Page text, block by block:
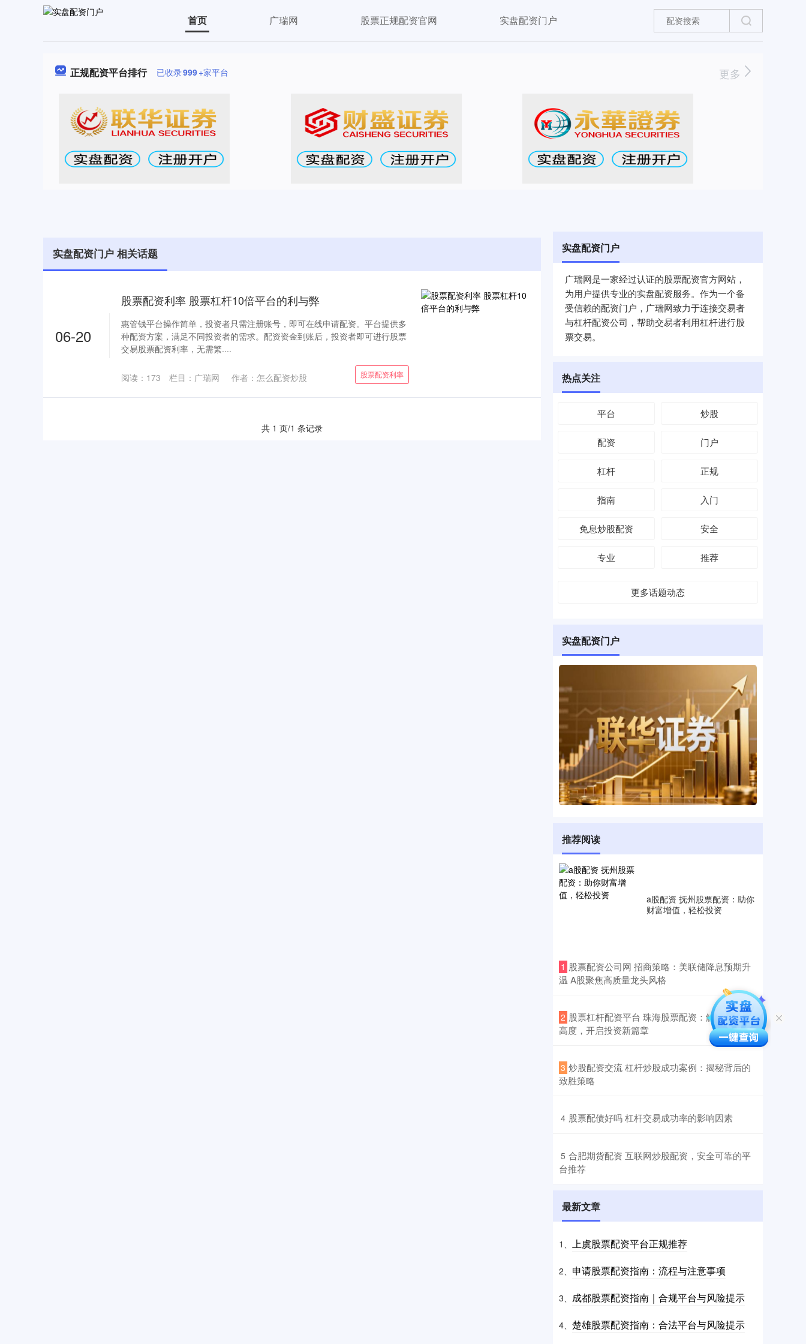
首页 广瑞网 股票正规配资官网 实盘配资门户
正规配资平台排行 已收录999+家平台 更多
实盘配资门户 相关话题
06-20
股票配资利率 股票杠杆10倍平台的利与弊
惠管钱平台操作简单，投资者只需注册账号，即可在线申请配资。平台提供多
种配资方案，满足不同投资者的需求。配资资金到账后，投资者即可进行股票
交易股票配资利率，无需繁....
股票配资利率
作者：怎么配资炒股
阅读： 173 栏目： 广瑞网
共 1 页/1 条记录
实盘配资门户
广瑞网是一家经过认证的股票配资官方网站，
为用户提供专业的实盘配资服务。作为一个备
受信赖的配资门户，广瑞网致力于连接交易者
与杠杆配资公司，帮助交易者利用杠杆进行股
票交易。
热点关注
平台 炒股
配资 门户
杠杆 正规
指南 入门
免息炒股配资 安全
专业 推荐
更多话题动态
实盘配资门户
推荐阅读
a股配资 抚州股票配资：助你
财富增值，轻松投资
1 ​股票配资公司网 招商策略：美联储降息预期升
温 A股聚焦高质量龙头风格
2 ​股票杠杆配资平台 珠海股票配资：解锁财富新
高度，开启投资新篇章
3 ​炒股配资交流 杠杆炒股成功案例：揭秘背后的
致胜策略
4 ​股票配债好吗 杠杆交易成功率的影响因素
5 ​合肥期货配资 互联网炒股配资，安全可靠的平
台推荐
最新文章
1、 上虞股票配资平台正规推荐
2、 申请股票配资指南：流程与注意事项
3、 成都股票配资指南｜合规平台与风险提示
4、 楚雄股票配资指南：合法平台与风险提示